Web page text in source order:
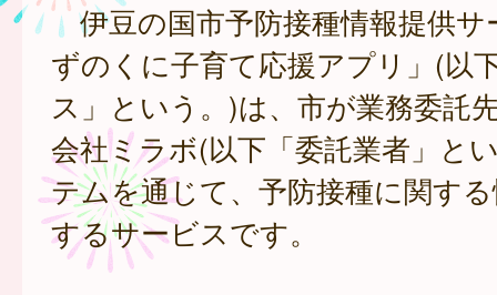
伊豆の国市予防接種情報提供サ
ずのくに子育て応援アプリ」(以
ス」という。)は、市が業務委託
会社ミラボ(以下「委託業者」と
テムを通じて、予防接種に関す
するサービスです。